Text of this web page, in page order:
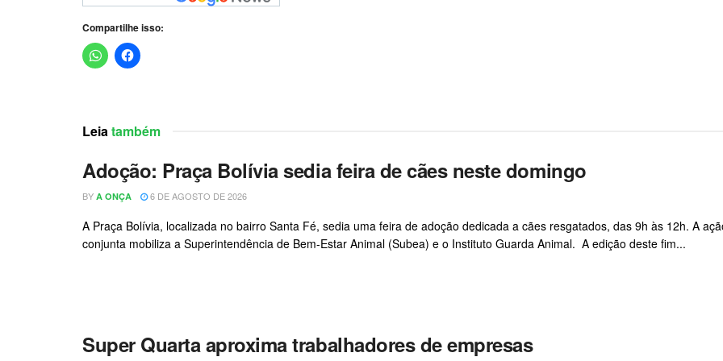
Compartilhe isso:
Leiatambém
Adoção: Praça Bolívia sedia feira de cães neste domingo
BY A ONÇA 6 DE AGOSTO DE 2026
A Praça Bolívia, localizada no bairro Santa Fé, sedia uma feira de adoção dedicada a cães resgatados, das 9h às 12h. A
conjunta mobiliza a Superintendência de Bem-Estar Animal (Subea) e o Instituto Guarda Animal. A edição deste fim...
Super Quarta aproxima trabalhadores de empresas